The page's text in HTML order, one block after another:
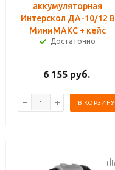
аккумуляторная
Интерскол ДА-10/12 В
МиниМАКС + кейс
Достаточно
6 155руб.
В КОРЗИНУ